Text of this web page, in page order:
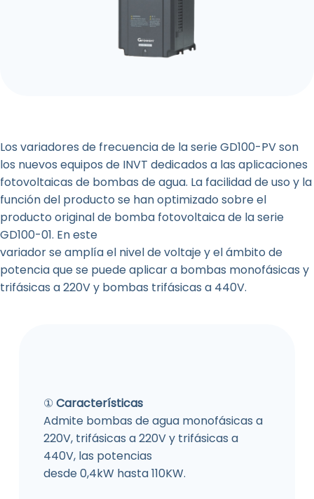
Los variadores de frecuencia de la serie GD100-PV son
los nuevos equipos de INVT dedicados a las aplicaciones
fotovoltaicas de bombas de agua. La facilidad de uso y la
función del producto se han optimizado sobre el
producto original de bomba fotovoltaica de la serie
GD100-01. En este
variador se amplía el nivel de voltaje y el ámbito de
potencia que se puede aplicar a bombas monofásicas y
trifásicas a 220V y bombas trifásicas a 440V.
①Características
Admite bombas de agua monofásicas a
220V, trifásicas a 220V y trifásicas a
440V, las potencias
desde 0,4kW hasta 110KW.